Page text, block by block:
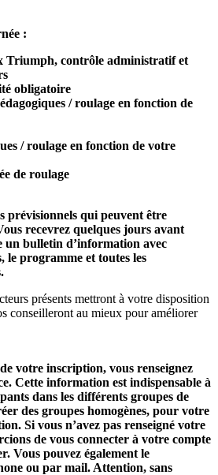
:
Triumph, contrôle administratif et
obligatoire
/ roulage en fonction de
/ roulage en fonction de votre
de roulage
qui peuvent être
recevrez quelques jours avant
un bulletin d’information avec
le programme et toutes les
présents mettront à votre disposition
conseilleront au mieux pour améliorer
votre inscription, vous renseignez
Cette information est indispensable à
dans les différents groupes de
des groupes homogènes, pour votre
Si vous n’avez pas renseigné votre
de vous connecter à votre compte
Vous pouvez également le
ou par mail. Attention, sans